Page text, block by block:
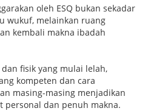
oleh ESQ bukan sekadar
wukuf, melainkan ruang
kembali makna ibadah
fisik yang mulai lelah,
kompeten dan cara
masing-masing menjadikan
personal dan penuh makna.